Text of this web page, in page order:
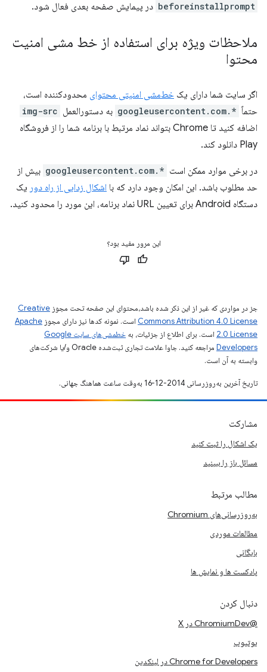
beforeinstallprompt در پیمایش صفحه بعدی فعال شود.
ملاحظات ویژه برای استفاده از خط مشی امنیت
محتوا
اگر سایت شما دارای یک خط‌مشی امنیتی محتوای محدودکننده است،
حتماً *.googleusercontent.com به دستورالعمل img-src
اضافه کنید تا Chrome بتواند نماد مرتبط با برنامه شما را از فروشگاه
Play دانلود کند.
در برخی موارد ممکن است *.googleusercontent.com
بیش از
حد مطلوب باشد. این امکان وجود دارد که با اشکال زدایی از راه دور یک
دستگاه Android برای تعیین URL نماد برنامه، این مورد را محدود کنید.
این مرور مفید بود؟
جز در مواردی که غیر از این ذکر شده باشد،‌محتوای این صفحه تحت مجوز Creative
Commons Attribution 4.0 License است. نمونه کدها نیز دارای مجوز Apache
2.0 License است. برای اطلاع از جزئیات، به
خطمشی‌های سایت Google
Developers‏
مراجعه کنید. جاوا علامت تجاری ثبت‌شده Oracle و/یا شرکت‌های
وابسته به آن است.
تاریخ آخرین به‌روزرسانی 2014-12-16 به‌وقت ساعت هماهنگ جهانی.
مشارکت
یک اشکال را ثبت کنید
مسائل باز را ببینید
مطالب مرتبط
به‌روزرسانی‌های Chromium
مطالعات موردی
بایگانی
پادکست ها و نمایش ها
دنبال کردن
@ChromiumDev در X
یوتیوب
Chrome for Developers در لینکدین